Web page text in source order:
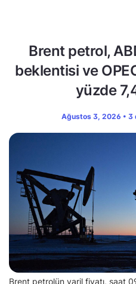
Brent petrol,
beklentisi ve
yüzde
Ağustos 3, 2026 • 3
Brent petrolün varil fiyatı, saat